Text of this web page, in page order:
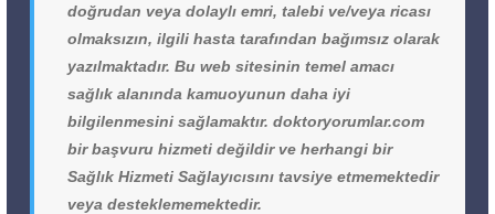
doğrudan veya dolaylı emri, talebi ve/veya ricası
olmaksızın, ilgili hasta tarafından bağımsız olarak
yazılmaktadır. Bu web sitesinin temel amacı
sağlık alanında kamuoyunun daha iyi
bilgilenmesini sağlamaktır. doktoryorumlar.com
bir başvuru hizmeti değildir ve herhangi bir
Sağlık Hizmeti Sağlayıcısını tavsiye etmemektedir
veya desteklememektedir.